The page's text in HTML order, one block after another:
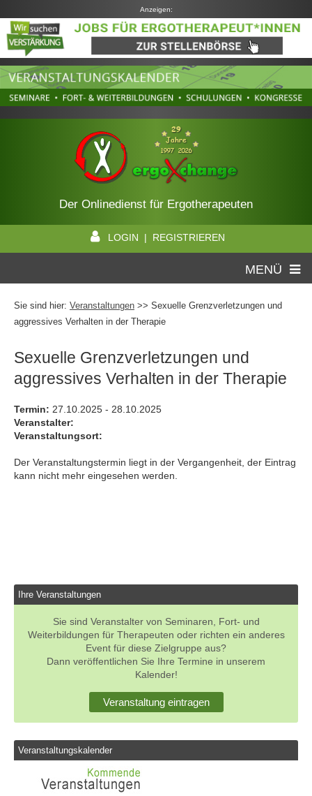
Anzeigen:
Der Onlinedienst für Ergotherapeuten
LOGIN | REGISTRIEREN
MENÜ
Sie sind hier: Veranstaltungen >> Sexuelle Grenzverletzungen und
aggressives Verhalten in der Therapie
Sexuelle Grenzverletzungen und
aggressives Verhalten in der Therapie
Termin: 27.10.2025 - 28.10.2025
Veranstalter:
Veranstaltungsort:
Der Veranstaltungstermin liegt in der Vergangenheit, der Eintrag
kann nicht mehr eingesehen werden.
Ihre Veranstaltungen
Sie sind Veranstalter von Seminaren, Fort- und
Weiterbildungen für Therapeuten oder richten ein anderes
Event für diese Zielgruppe aus?
Dann veröffentlichen Sie Ihre Termine in unserem
Kalender!
Veranstaltung eintragen
Veranstaltungskalender